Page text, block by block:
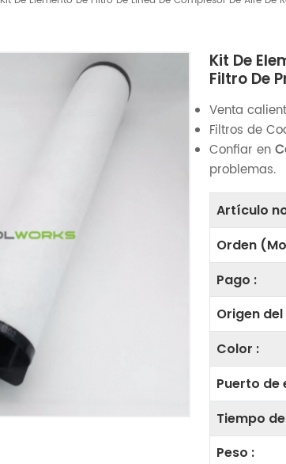
Kit De
Filtro De
Venta
Filtros de
Confiar en
problemas.
Artículo
Orden
Pago :
Origen
Color :
Puerto de
Tiempo
Peso :